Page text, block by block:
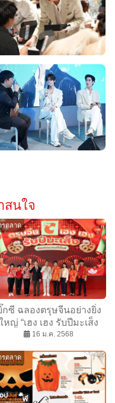
สนใจ
รตลาด
กซี ฉลองตรุษจีนอย่างยิ่ง
หญ่ “เฮง เฮง รับปีมะเส็ง
ช้อปครบจบที่บิ๊กซี” ขนทัพ
งสุด 50% มั่นใจยอดขาย
โตกว่า 1180 ล้านบาท
16 ม.ค. 2568
รตลาด